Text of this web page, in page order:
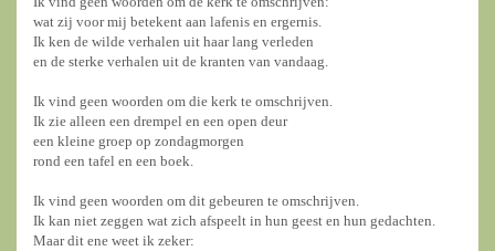
wat zij voor mij betekent aan lafenis en ergernis.
Ik ken de wilde verhalen uit haar lang verleden
en de sterke verhalen uit de kranten van vandaag.
Ik vind geen woorden om die kerk te omschrijven.
Ik zie alleen een drempel en een open deur
een kleine groep op zondagmorgen
rond een tafel en een boek.
Ik vind geen woorden om dit gebeuren te omschrijven.
Ik kan niet zeggen wat zich afspeelt in hun geest en hun gedachten.
Maar dit ene weet ik zeker: